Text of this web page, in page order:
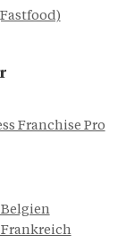
Franchise Pro